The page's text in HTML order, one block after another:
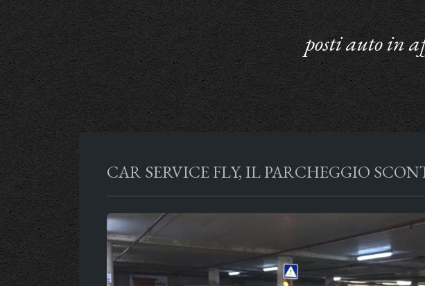
posti auto in
CAR SERVICE FLY, IL PARCHEGGIO